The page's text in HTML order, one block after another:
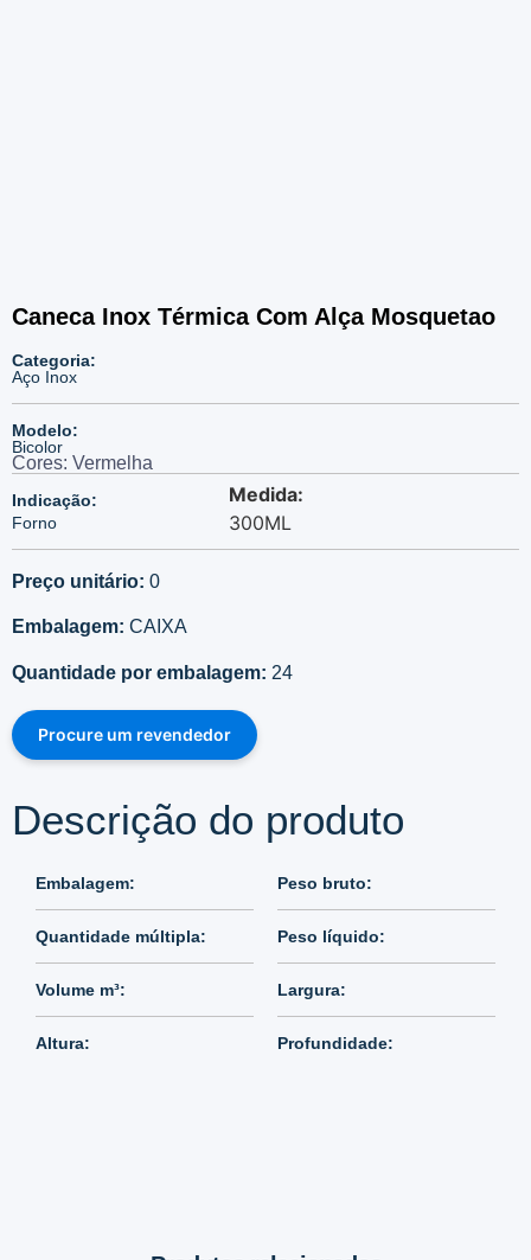
Caneca Inox Térmica Com Alça Mosquetao
Categoria:
Aço Inox
Modelo:
Bicolor
Indicação:
Forno
Medida:
300ML
Cores: Vermelha
Preço unitário: 0
Embalagem: CAIXA
Quantidade por embalagem: 24
Procure um revendedor
Descrição do produto
Embalagem:
Quantidade múltipla:
Volume m³:
Altura:
Peso bruto:
Peso líquido:
Largura:
Profundidade: